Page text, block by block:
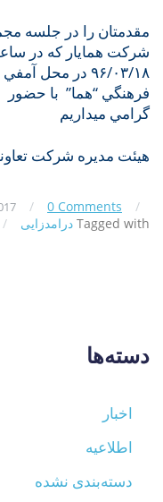
مقدمتان را در جلسه
۹۶/۰۳/۱۸ در محل
فرهنگي “هما” با حضور
گرامي ميداريم
هيئت مديره شركت
/ 0 Comments
/
Tagged with درامدزایی /
دسته‌ها
اخبار
اطلاعیه
دسته‌بندی نشده